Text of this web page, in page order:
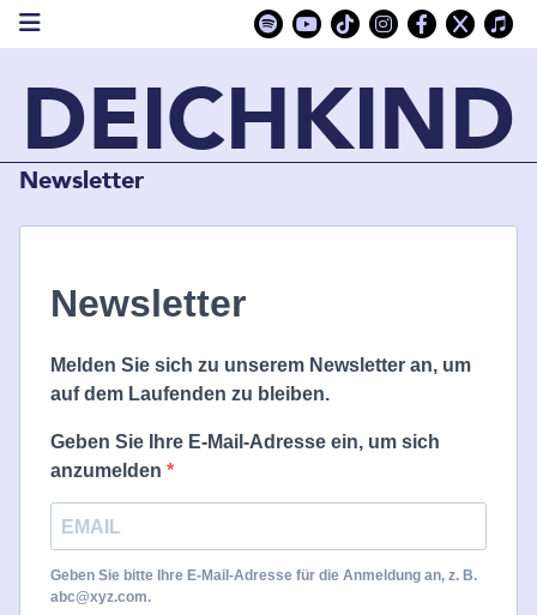
DEICHKIND
Newsletter
Newsletter
Melden Sie sich zu unserem Newsletter an, um
auf dem Laufenden zu bleiben.
Geben Sie Ihre E-Mail-Adresse ein, um sich
anzumelden
Geben Sie bitte Ihre E-Mail-Adresse für die Anmeldung an, z. B.
abc@xyz.com.